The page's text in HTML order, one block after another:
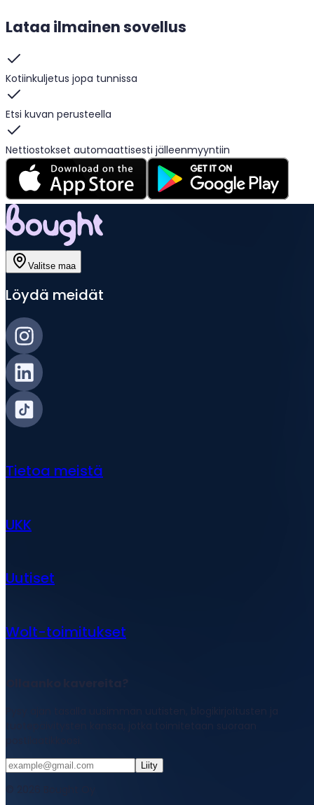
Lataa ilmainen sovellus
Kotiinkuljetus jopa tunnissa
Etsi kuvan perusteella
Nettiostokset automaattisesti jälleenmyyntiin
Valitse maa
Löydä meidät
Tietoa meistä
UKK
Uutiset
Wolt-toimitukset
Liity